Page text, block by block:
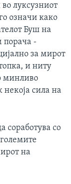
луксузниот
означи како
Буш на
порача -
за мирот
и ниту
минливо
некоја сила на
соработува со
на